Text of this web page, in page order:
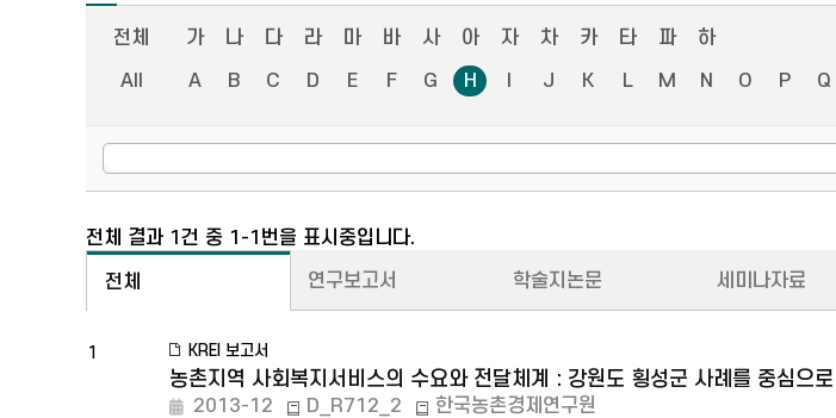
전체 가 나 다 라 마 바 사 아 자 차 카 타 파
하
All
A B C D E F G H J K L M N O P Q
전체 결과 1건 중 1-1번을 표시중입니다.
전체 연구보고서 학술지논문 세미나자료
1 KREI 보고서
농촌지역 사회복지서비스의 수요와 전달체계 : 강원도 횡성군 사례를 중심으로
2013-12 D_R712_2 한국농촌경제연구원